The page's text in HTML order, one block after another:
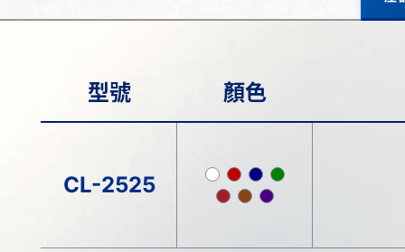
型號 顏色
CL-2525